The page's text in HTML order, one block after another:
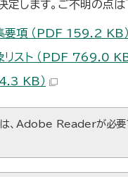
定します。ご不明の点
要項 （PDF 159.2 KB）
リスト （PDF 769.0 KB
KB）
、Adobe Readerが必要